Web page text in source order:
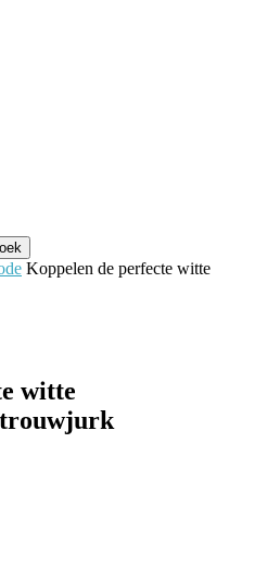
Koppelen de perfecte witte
witte
trouwjurk